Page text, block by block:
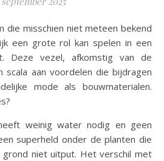
een grote rol kan spelen in een
Deze vezel, afkomstig van de
scala aan voordelen die bijdragen
mode als bouwmaterialen.
weinig water nodig en geen
superheld onder de planten die
grond niet uitput. Het verschil met